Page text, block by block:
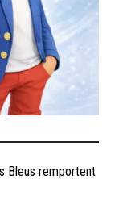
Bleus remportent